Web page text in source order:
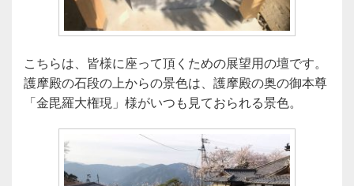
こちらは、皆様に座って頂くための展望用の壇です。
護摩殿の石段の上からの景色は、護摩殿の奥の御本尊
「金毘羅大権現」様がいつも見ておられる景色。